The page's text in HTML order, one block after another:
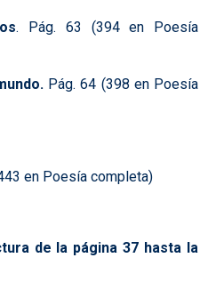
. Pág. 63 (394 en Poesía
Pág. 64 (398 en Poesía
en Poesía completa)
de la página 37 hasta la